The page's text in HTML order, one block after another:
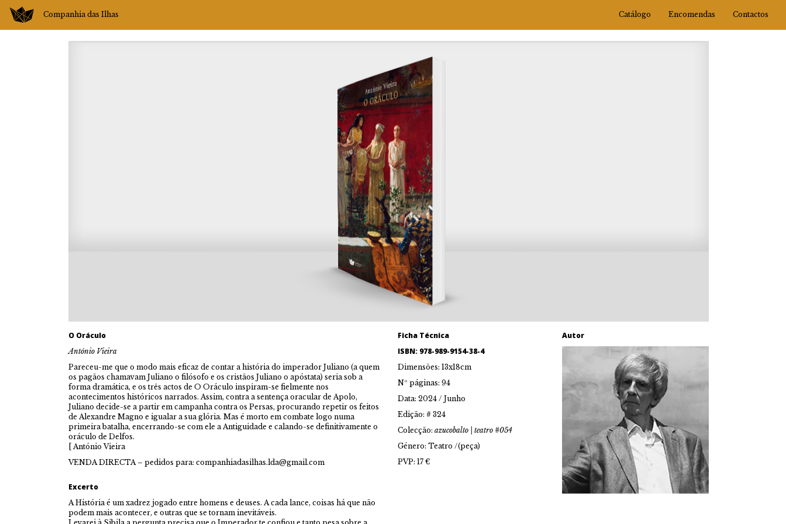
Companhia das Ilhas Catálogo Encomendas Contactos
O Oráculo
António Vieira
Pareceu-me que o modo mais eficaz de contar a história do imperador Juliano (a quem
os pagãos chamavam Juliano o filósofo e os cristãos Juliano o apóstata) seria sob a
forma dramática, e os três actos de O Oráculo inspiram-se fielmente nos
acontecimentos históricos narrados. Assim, contra a sentença oracular de Apolo,
Juliano decide-se a partir em campanha contra os Persas, procurando repetir os feitos
de Alexandre Magno e igualar a sua glória. Mas é morto em combate logo numa
primeira batalha, encerrando-se com ele a Antiguidade e calando-se definitivamente o
oráculo de Delfos.
[ António Vieira
VENDA DIRECTA – pedidos para: companhiadasilhas.lda@gmail.com
Excerto
A História é um xadrez jogado entre homens e deuses. A cada lance, coisas há que não
podem mais acontecer, e outras que se tornam inevitáveis.
Ficha Técnica
ISBN: 978-989-9154-38-4
Dimensões: 13x18cm
Nº páginas: 94
Data: 2024 / Junho
Edição: # 324
Colecção: azucobalto | teatro #054
Género: Teatro /(peça)
PVP: 17 €
Autor